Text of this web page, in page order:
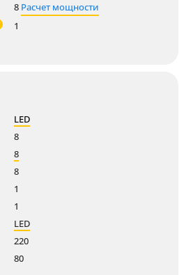
8 Расчет мощности
1
LED
8
8
8
1
1
LED
220
80